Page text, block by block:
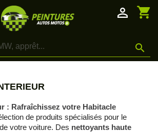
shopping_cart
person_outline

: Rafraîchissez votre Habitacle
de produits spécialisés pour le
votre voiture. Des nettoyants haute